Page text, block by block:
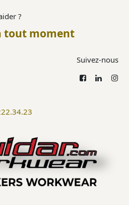
?
tout moment
Suivez-nous